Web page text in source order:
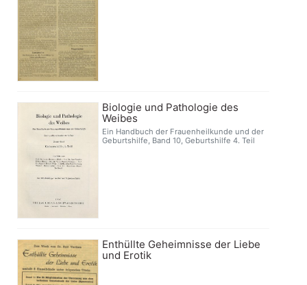
Biologie und Pathologie des
Weibes
Ein Handbuch der Frauenheilkunde und der
Geburtshilfe, Band 10, Geburtshilfe 4. Teil
Enthüllte Geheimnisse der Liebe
und Erotik